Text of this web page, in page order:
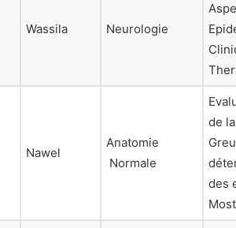
Wassila Neurologie
Nawel
Anatomie
Normale
de
des